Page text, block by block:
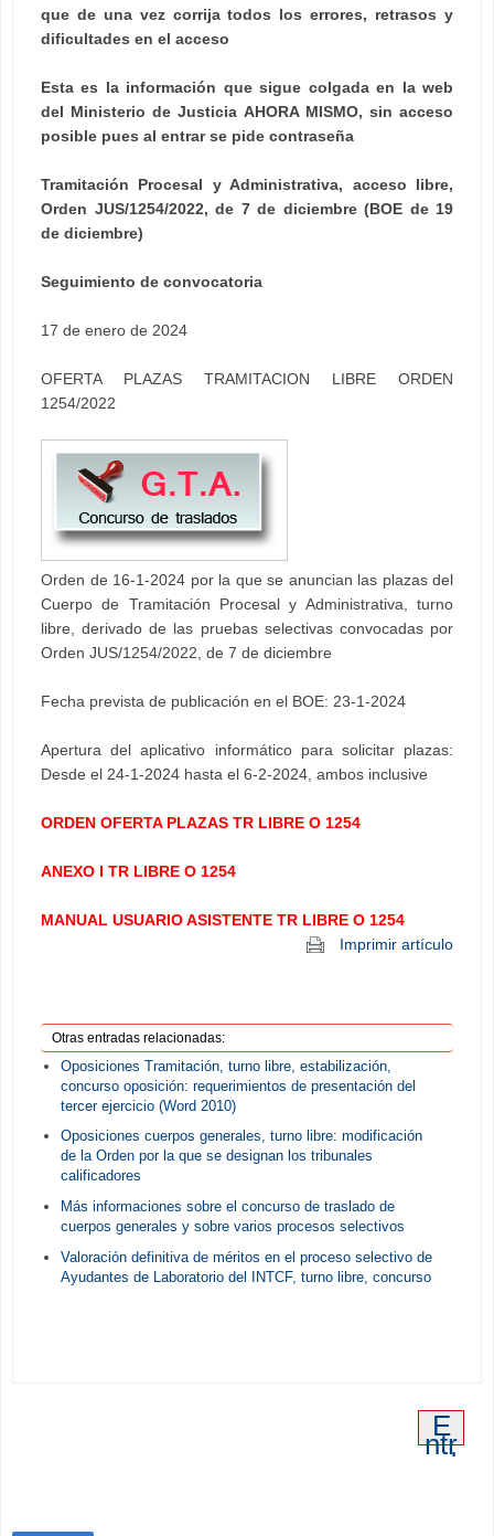
que de una vez corrija todos los errores, retrasos y
dificultades en el acceso
Esta es la información que sigue colgada en la web
del Ministerio de Justicia AHORA MISMO, sin acceso
posible pues al entrar se pide contraseña
Tramitación Procesal y Administrativa, acceso libre,
Orden JUS/1254/2022, de 7 de diciembre (BOE de 19
de diciembre)
Seguimiento de convocatoria
17 de enero de 2024
OFERTA PLAZAS TRAMITACION LIBRE ORDEN
1254/2022
Orden de 16-1-2024 por la que se anuncian las plazas del
Cuerpo de Tramitación Procesal y Administrativa, turno
libre, derivado de las pruebas selectivas convocadas por
Orden JUS/1254/2022, de 7 de diciembre
Fecha prevista de publicación en el BOE: 23-1-2024
Apertura del aplicativo informático para solicitar plazas:
Desde el 24-1-2024 hasta el 6-2-2024, ambos inclusive
ORDEN OFERTA PLAZAS TR LIBRE O 1254
ANEXO I TR LIBRE O 1254
MANUAL USUARIO ASISTENTE TR LIBRE O 1254
Imprimir artículo
Otras entradas relacionadas:
Oposiciones Tramitación, turno libre, estabilización,
concurso oposición: requerimientos de presentación del
tercer ejercicio (Word 2010)
Oposiciones cuerpos generales, turno libre: modificación
de la Orden por la que se designan los tribunales
calificadores
Más informaciones sobre el concurso de traslado de
cuerpos generales y sobre varios procesos selectivos
Valoración definitiva de méritos en el proceso selectivo de
Ayudantes de Laboratorio del INTCF, turno libre, concurso
E
ntr
ad